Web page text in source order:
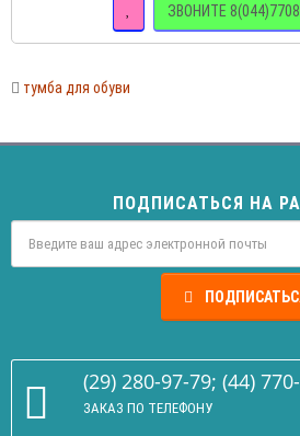
ЗВОНИТЕ
тумба для обуви
ПОДПИСАТЬСЯ НА
(29) 280-97-79; (44)
ЗАКАЗ ПО ТЕЛЕФОНУ